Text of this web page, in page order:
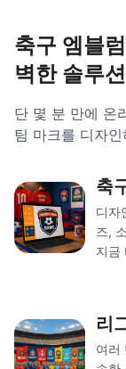
축구 엠블
벽한 솔루션
단 몇 분 만에 온
팀 마크를 디자인
축
디자
즈,
지금
리
여러